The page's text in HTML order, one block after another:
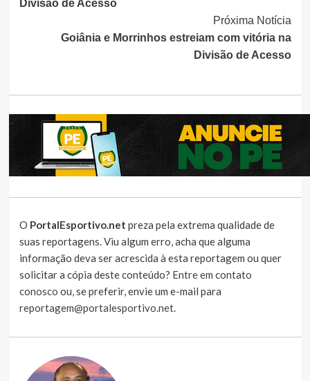
Divisão de Acesso
Próxima Notícia
Goiânia e Morrinhos estreiam com vitória na
Divisão de Acesso
O PortalEsportivo.net preza pela extrema qualidade de
suas reportagens. Viu algum erro, acha que alguma
informação deva ser acrescida à esta reportagem ou quer
solicitar a cópia deste conteúdo? Entre em contato
conosco ou, se preferir, envie um e-mail para
reportagem@portalesportivo.net.